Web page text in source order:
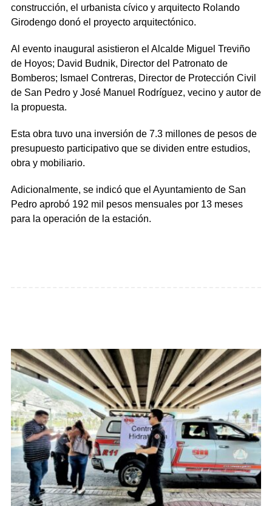
construcción, el urbanista cívico y arquitecto Rolando
Girodengo donó el proyecto arquitectónico.
Al evento inaugural asistieron el Alcalde Miguel Treviño
de Hoyos; David Budnik, Director del Patronato de
Bomberos; Ismael Contreras, Director de Protección Civil
de San Pedro y José Manuel Rodríguez, vecino y autor de
la propuesta.
Esta obra tuvo una inversión de 7.3 millones de pesos de
presupuesto participativo que se dividen entre estudios,
obra y mobiliario.
Adicionalmente, se indicó que el Ayuntamiento de San
Pedro aprobó 192 mil pesos mensuales por 13 meses
para la operación de la estación.